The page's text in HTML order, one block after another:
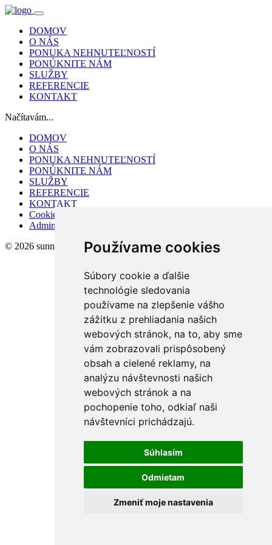
Používame cookies
Súbory cookie a ďalšie
technológie sledovania
používame na zlepšenie vášho
zážitku z prehliadania našich
webových stránok, na to, aby sme
vám zobrazovali prispôsobený
obsah a cielené reklamy, na
analýzu návštevnosti našich
webových stránok a na
pochopenie toho, odkiaľ naši
návštevníci prichádzajú.
Súhlasím
Odmietam
Zmeniť moje nastavenia
DOMOV
O NÁS
PONUKA NEHNUTEĽNOSTÍ
PONÚKNITE NÁM
SLUŽBY
REFERENCIE
KONTAKT
Načítavám...
DOMOV
O NÁS
PONUKA NEHNUTEĽNOSTÍ
PONÚKNITE NÁM
SLUŽBY
REFERENCIE
KONTAKT
Cookies
Admin
© 2026 sunnyreal s.r.o.